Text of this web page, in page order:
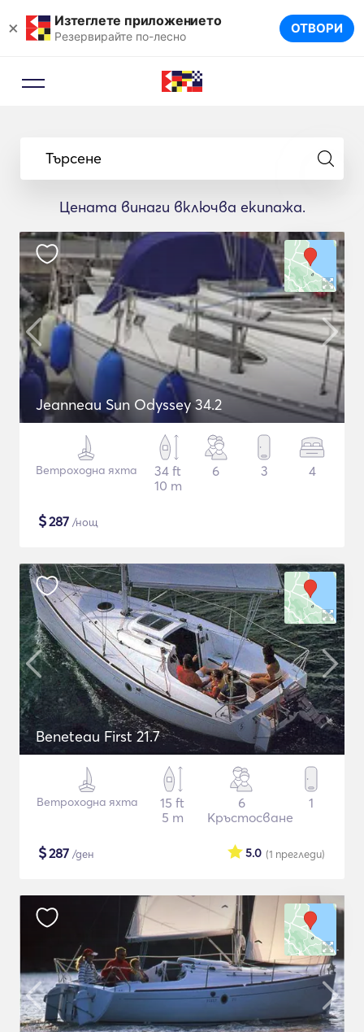
× Изтеглете приложението
Резервирайте по-лесно ОТВОРИ
Търсене
Цената винаги включва екипажа.
Jeanneau Sun Odyssey 34.2
Ветроходна яхта
34 ft
10 m
6 3 4
$287 /нощ
Beneteau First 21.7
Ветроходна яхта
15 ft
5 m
6
Кръстосване
1
$287 /ден (1 прегледи)
5.0